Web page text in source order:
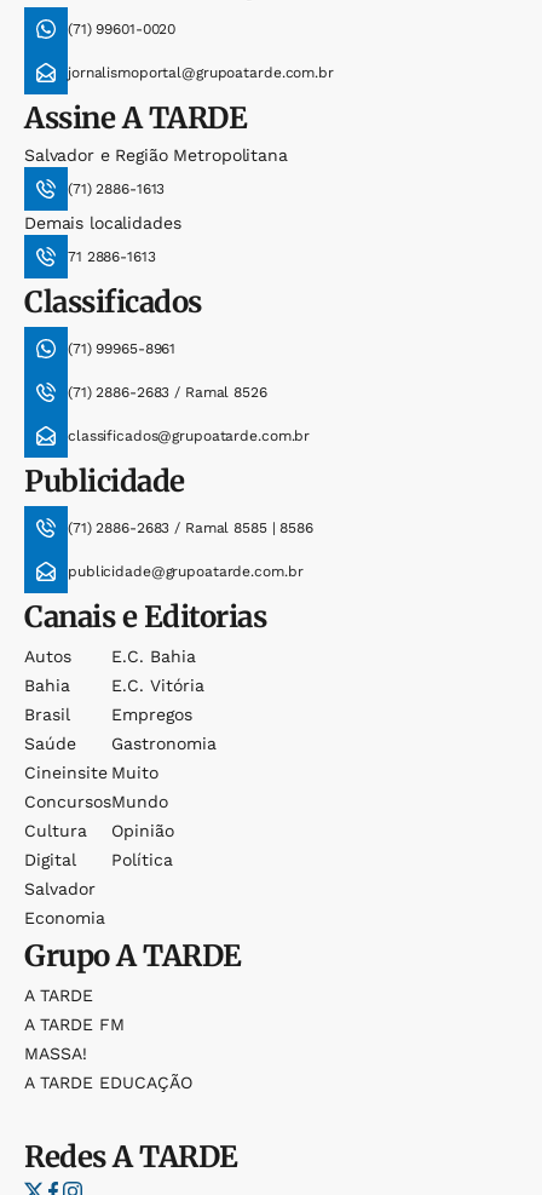
(71) 99601-0020
jornalismoportal@grupoatarde.com.br
AssineA TARDE
Salvador e Região Metropolitana
(71) 2886-1613
Demais localidades
71 2886-1613
Classificados
(71) 99965-8961
(71) 2886-2683 / Ramal 8526
classificados@grupoatarde.com.br
Publicidade
(71) 2886-2683 / Ramal 8585 | 8586
publicidade@grupoatarde.com.br
Canais e Editorias
Autos
Bahia
Brasil
Saúde
Cineinsite
Concursos
Cultura
Digital
Salvador
Economia
E.c. Bahia
E.c. Vitória
Empregos
Gastronomia
Muito
Mundo
Opinião
Política
GrupoA TARDE
A TARDE
A TARDE FM
MASSA!
A TARDE EDUCAÇÃO
RedesA TARDE